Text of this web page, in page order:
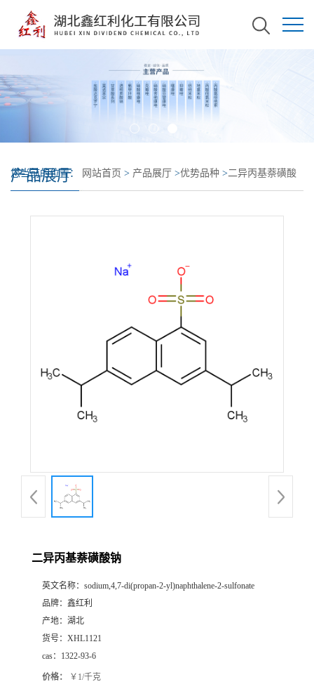
产品展厅
您当前的位置： 网站首页 > 产品展厅 >优势品种 >二异丙基萘磺酸
二异丙基萘磺酸钠
英文名称： sodium,4,7-di(propan-2-yl)naphthalene-2-sulfonate
品牌： 鑫红利
产地： 湖北
货号： XHL1121
cas： 1322-93-6
价格： ￥1/千克